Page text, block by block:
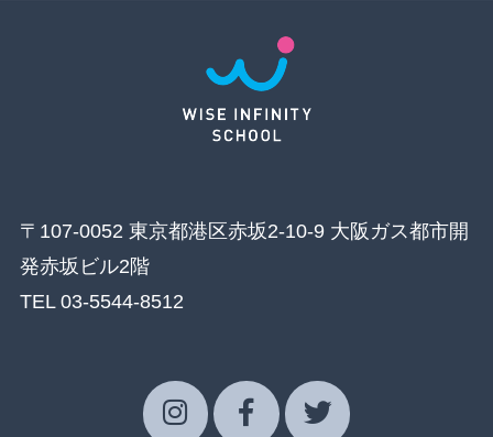
〒107-0052 東京都港区赤坂2-10-9 大阪ガス都市開
発赤坂ビル2階
TEL 03-5544-8512